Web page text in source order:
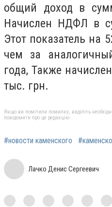
общий доход в
Начислен НДФЛ в
Этот показатель на
чем за
года, Также
тыс. грн.
Якщо ви помітили помилку, виділіть
повідомити про це редакцію
#новости каменского
Лачко Денис Сергеевич